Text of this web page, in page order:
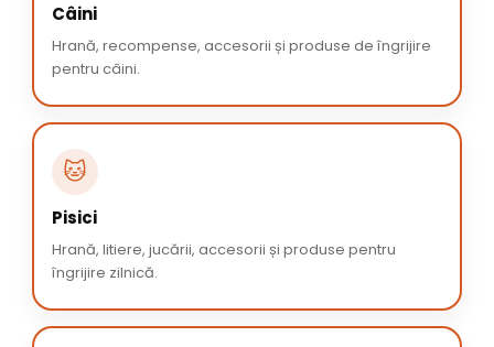
Câini
Hrană, recompense, accesorii și produse de îngrijire
pentru câini.
🐱
Pisici
Hrană, litiere, jucării, accesorii și produse pentru
îngrijire zilnică.